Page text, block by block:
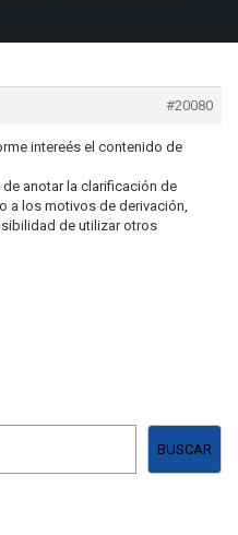
#20080
intereés el contenido de
anotar la clarificación de
a los motivos de derivación,
de utilizar otros
BUSCAR